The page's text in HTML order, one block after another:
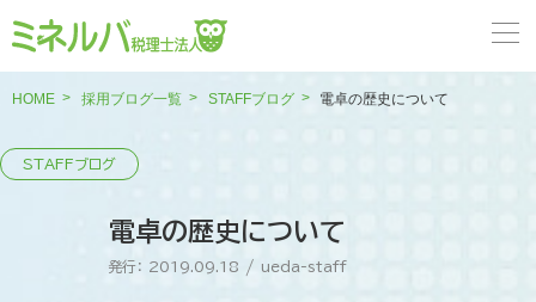
HOME 採用ブログ一覧 STAFFブログ 電卓の歴史について
電卓の歴史について
発行： 2019.09.18 / ueda-staff